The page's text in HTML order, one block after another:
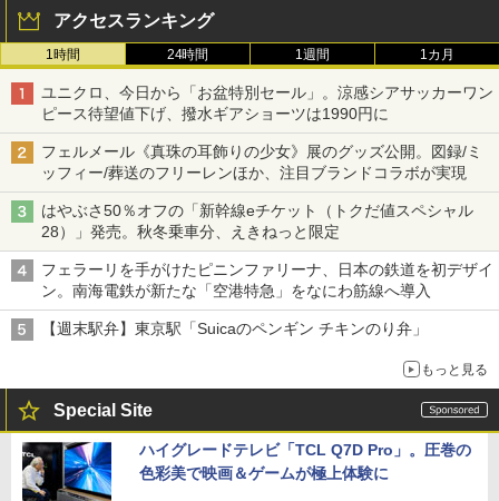
アクセスランキング
1時間 24時間 1週間 1カ月
ユニクロ、今日から「お盆特別セール」。涼感シアサッカーワン
ピース待望値下げ、撥水ギアショーツは1990円に
フェルメール《真珠の耳飾りの少女》展のグッズ公開。図録/ミ
ッフィー/葬送のフリーレンほか、注目ブランドコラボが実現
はやぶさ50％オフの「新幹線eチケット（トクだ値スペシャル
28）」発売。秋冬乗車分、えきねっと限定
フェラーリを手がけたピニンファリーナ、日本の鉄道を初デザイ
ン。南海電鉄が新たな「空港特急」をなにわ筋線へ導入
【週末駅弁】東京駅「Suicaのペンギン チキンのり弁」
もっと見る
Special Site
ハイグレードテレビ「TCL Q7D Pro」。圧巻の
色彩美で映画＆ゲームが極上体験に